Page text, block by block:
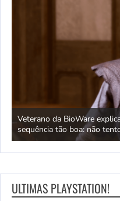
Veterano da BioWare
sequência tão boa: não
ULTIMAS PLAYSTATION!